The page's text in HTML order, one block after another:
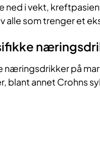
ned i vekt,
alle som trenger et
næringsdrikker på
blant annet Crohns